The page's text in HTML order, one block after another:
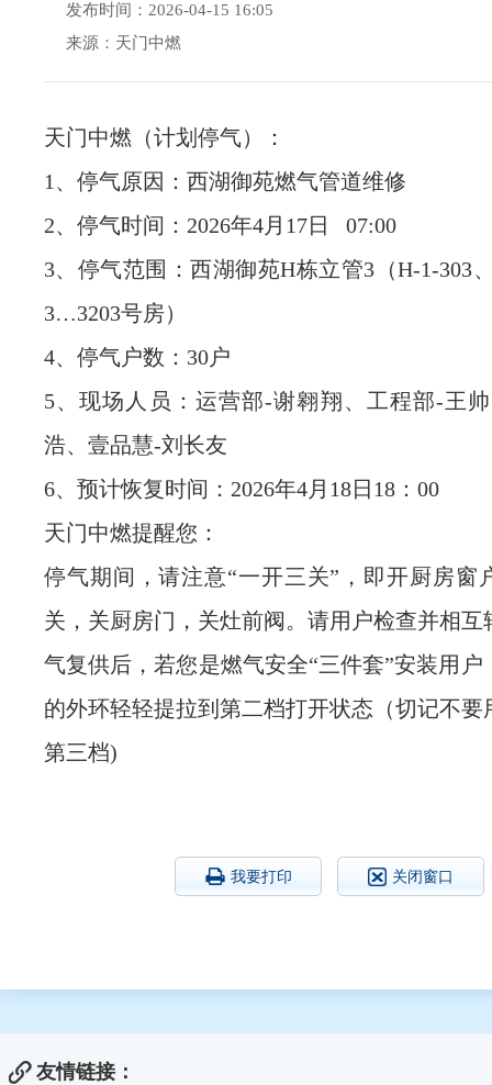
发布时间：2026-04-15 16:05
来源：天门中燃
天门中燃（计划停气）：
1、停气原因：西湖御苑燃气管道维修
2、停气时间：2026年4月17日 07:00
3、停气范围：西湖御苑H栋立管3（H-1-303
3…3203号房）
4、停气户数：30户
5、现场人员：运营部-谢翱翔、工程部-王
浩、壹品慧-刘长友
6、预计恢复时间：2026年4月18日18：00
天门中燃提醒您：
停气期间，请注意“一开三关”，即开厨房窗
关，关厨房门，关灶前阀。请用户检查并相互
气复供后，若您是燃气安全“三件套”安装用户
的外环轻轻提拉到第二档打开状态（切记不要
第三档)
我要打印 关闭窗口
友情链接：